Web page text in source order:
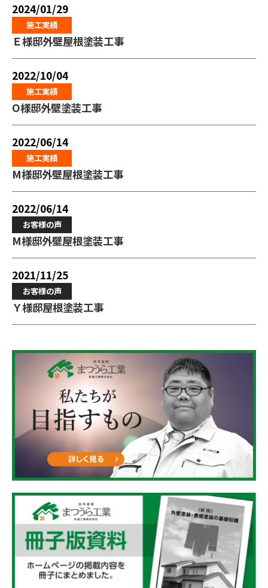
2024/01/29
施工実績
Ｅ様邸外壁屋根塗装工事
2022/10/04
施工実績
O様邸外壁塗装工事
2022/06/14
施工実績
M様邸外壁屋根塗装工事
2022/06/14
お客様の声
M様邸外壁屋根塗装工事
2021/11/25
お客様の声
Ｙ様邸屋根塗装工事